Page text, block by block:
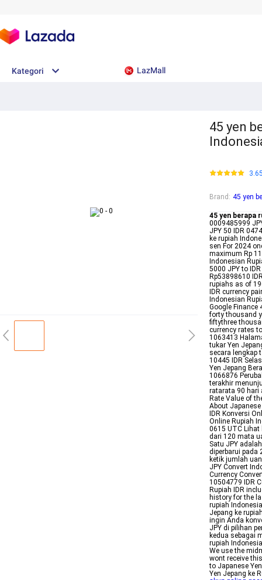
Kategori LazMall
45 yen
Brand : 45 yen
45 yen berapa
0009485999
JPY 50 IDR
ke rupiah
sen For 2024
maximum Rp
Indonesian
5000 JPY to
Rp53898610
rupiahs as of
IDR currency
Indonesian
Google Finance
forty thousand
fiftythree
currency rates
1063413
tukar Yen
secara lengkap
10445 IDR
Yen Jepang
1066876
terakhir
ratarata 90 hari
Rate Value of
About
IDR Konversi
Online Rupiah
0615 UTC Lihat
dari 120 mata
Satu JPY
diperbarui pada
ketik jumlah
JPY Convert
Currency
10504779 IDR
Rupiah IDR
history for the
rupiah
Jepang ke
ingin Anda
JPY di pilihan
kedua sebagai
rupiah
We use the
wont receive
to Japanese
Yen Jepang ke